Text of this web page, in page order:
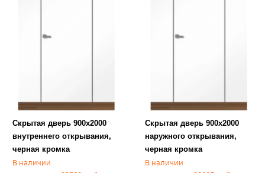
​Скрытая дверь 900х2000
внутреннего открывания,
черная кромка
В наличии
Скрытая дверь 900х2000
наружного открывания,
черная кромка​
В наличии